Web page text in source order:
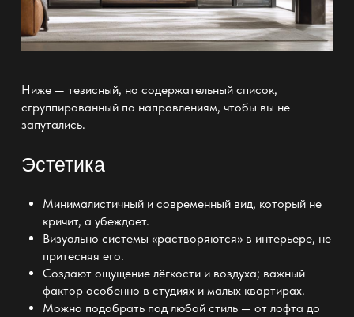
Ниже — тезисный, но содержательный список,
сгруппированный по направлениям, чтобы вы не
запутались.
Эстетика
Минималистичный и современный вид, который не
кричит, а убеждает.
Визуально системы «растворяются» в интерьере, не
притесняя его.
Создают ощущение лёгкости и воздуха; важный
фактор особенно в студиях и малых квартирах.
Можно подобрать под любой стиль — от лофта до